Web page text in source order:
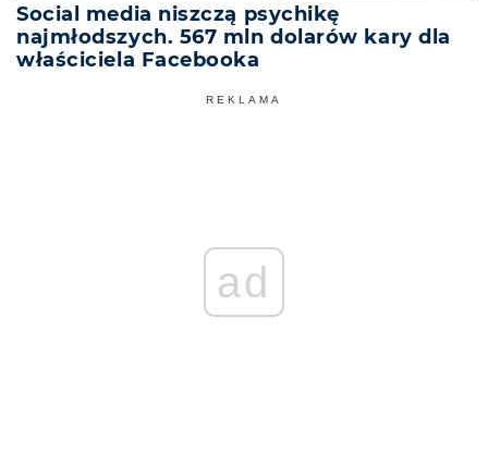
Social media niszczą psychikę
najmłodszych. 567 mln dolarów kary dla
właściciela Facebooka
REKLAMA
ad